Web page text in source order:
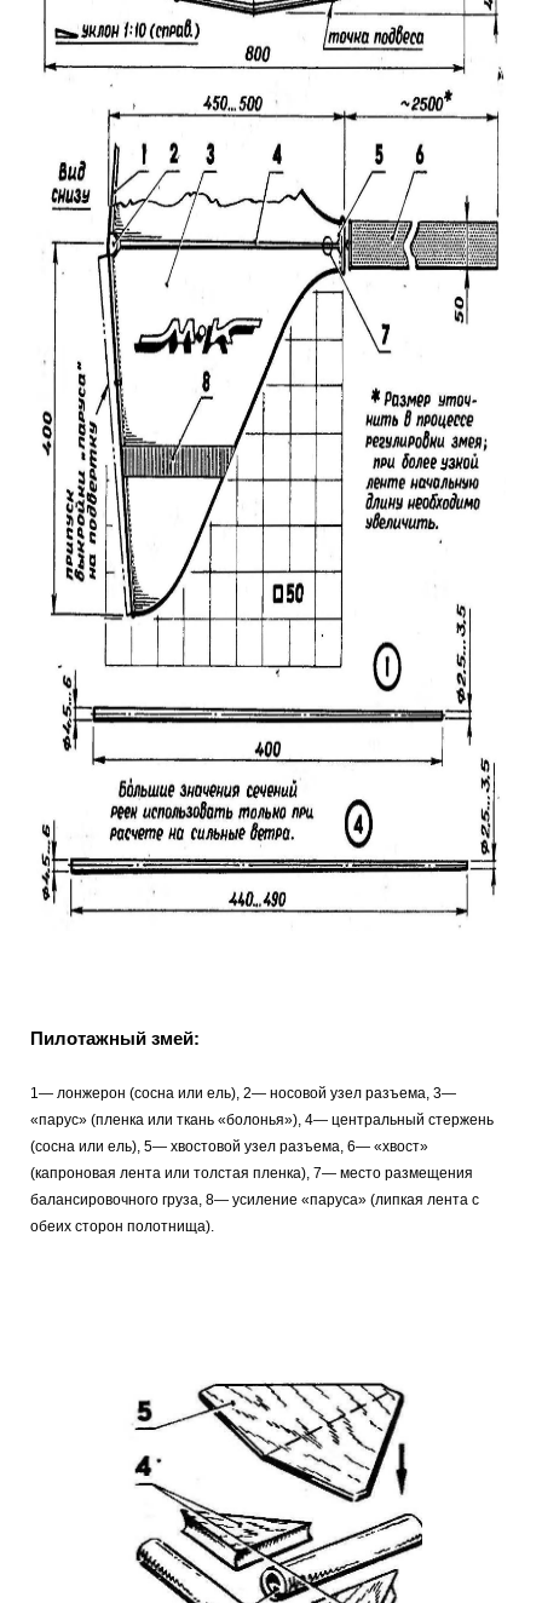
Пилотажный змей:
1— лонжерон (сосна или ель), 2— носовой узел разъема, 3—
«парус» (пленка или ткань «болонья»), 4— центральный стержень
(сосна или ель), 5— хвостовой узел разъема, 6— «хвост»
(капроновая лента или толстая пленка), 7— место размещения
балансировочного груза, 8— усиление «паруса» (липкая лента с
обеих сторон полотнища).